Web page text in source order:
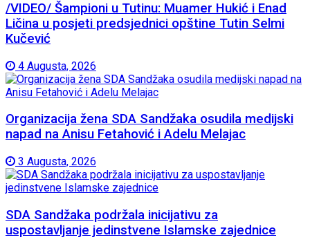
/VIDEO/ Šampioni u Tutinu: Muamer Hukić i Enad
Ličina u posjeti predsjednici opštine Tutin Selmi
Kučević
4 Augusta, 2026
Organizacija žena SDA Sandžaka osudila medijski
napad na Anisu Fetahović i Adelu Melajac
3 Augusta, 2026
SDA Sandžaka podržala inicijativu za
uspostavljanje jedinstvene Islamske zajednice